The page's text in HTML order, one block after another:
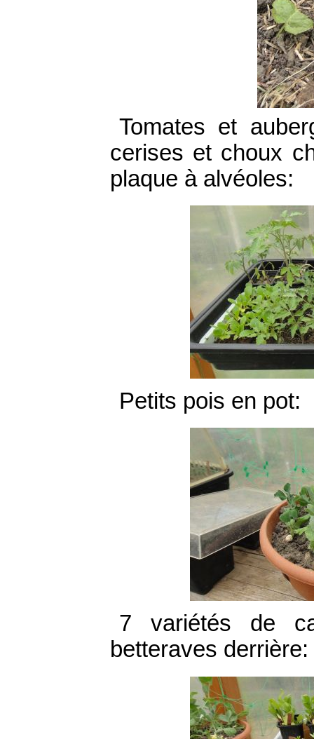
Tomates et
cerises et choux
plaque à alvéoles:
Petits pois en pot:
7 variétés de
betteraves derrière: